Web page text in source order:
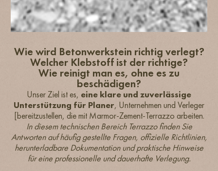
Wie wird Betonwerkstein richtig verlegt?
Welcher Klebstoff ist der richtige?
Wie reinigt man es, ohne es zu
beschädigen?
Unser Ziel ist es, eine klare und zuverlässige
Unterstützung für Planer, Unternehmen und Verleger
[bereitzustellen, die mit Marmor-Zement-Terrazzo arbeiten.
In diesem technischen Bereich Terrazzo finden Sie
Antworten auf häufig gestellte Fragen, offizielle Richtlinien,
herunterladbare Dokumentation und praktische Hinweise
für eine professionelle und dauerhafte Verlegung.